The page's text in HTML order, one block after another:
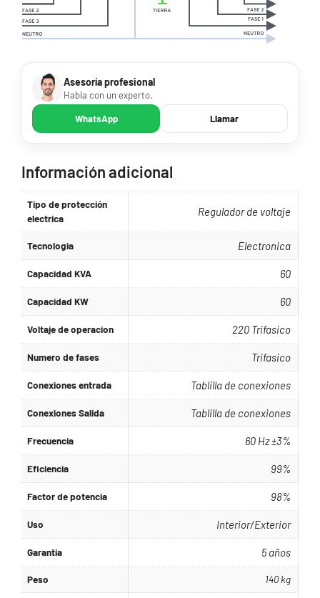
Asesoría profesional
Habla con un experto.
WhatsApp Llamar
Información adicional
Tipo de protección
electrica
Regulador de voltaje
Tecnologia Electronica
Capacidad KVA 60
Capacidad KW 60
Voltaje de operacion 220 Trifasico
Numero de fases Trifasico
Conexiones entrada Tablilla de conexiones
Conexiones Salida Tablilla de conexiones
Frecuencia 60 Hz ±3%
Eficiencia 99%
Factor de potencia 98%
Uso Interior/Exterior
Garantia 5 años
Peso 140 kg